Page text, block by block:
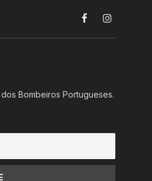
FacebookInstagram
Bombeiros Portugueses.